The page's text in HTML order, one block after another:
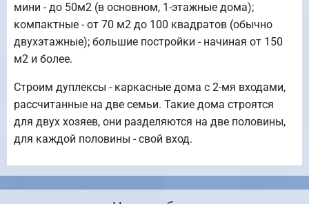
мини - до 50м2 (в основном, 1-этажные дома);
компактные - от 70 м2 до 100 квадратов (обычно
двухэтажные); большие постройки - начиная от 150
м2 и более.
Строим дуплексы - каркасные дома с 2-мя входами,
рассчитанные на две семьи. Такие дома строятся
для двух хозяев, они разделяются на две половины,
для каждой половины - свой вход.